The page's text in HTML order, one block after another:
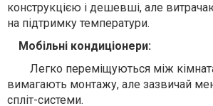
конструкцією і дешевші, але
на підтримку температури.
Мобільні кондиціонери:
Легко переміщуються між
вимагають монтажу, але зазвичай
спліт-системи.